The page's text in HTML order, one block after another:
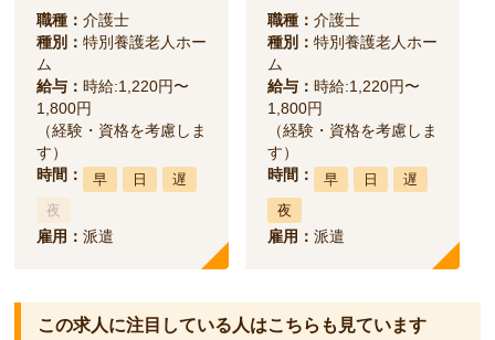
職種：介護士
種別：特別養護老人ホー
ム
給与：時給:1,220円〜
1,800円
（経験・資格を考慮しま
す）
時間：
早 日
遅
夜
雇用：派遣
職種：介護士
種別：特別養護老人ホー
ム
給与：時給:1,220円〜
1,800円
（経験・資格を考慮しま
す）
時間：
早 日
遅
夜
雇用：派遣
この求人に注目している人はこちらも見ています